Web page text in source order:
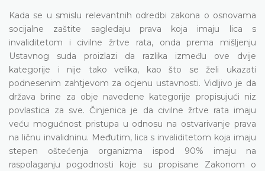
Kada se u smislu relevantnih odredbi zakona o osnovama
socijalne zaštite sagledaju prava koja imaju lica s
invaliditetom i civilne žrtve rata, onda prema mišljenju
Ustavnog suda proizlazi da razlika između ove dvije
kategorije i nije tako velika, kao što se želi ukazati
podnesenim zahtjevom za ocjenu ustavnosti. Vidljivo je da
država brine za obje navedene kategorije propisujući niz
povlastica za sve. Činjenica je da civilne žrtve rata imaju
veću mogućnost pristupa u odnosu na ostvarivanje prava
na ličnu invalidninu. Međutim, lica s invaliditetom koja imaju
stepen oštećenja organizma ispod 90% imaju na
raspolaganju pogodnosti koje su propisane Zakonom o